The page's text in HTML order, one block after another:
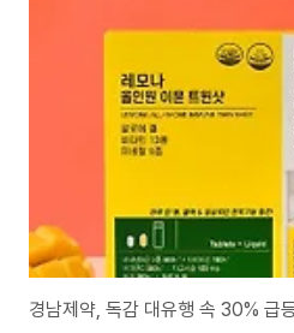
전자 교정 기술을 모두 자체 보유하고 있는
히 CRISPR 유전자가 진핵세포에서 작동함
경남제약, 독감 대유행 속 30% 급